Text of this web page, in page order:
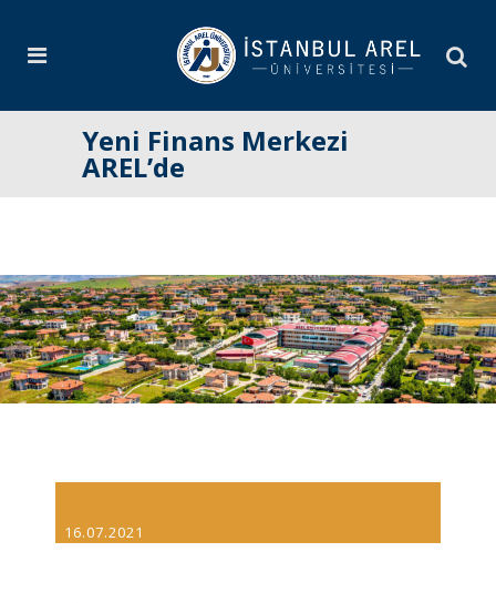
Yeni Finans Merkezi
AREL’de
16.07.2021